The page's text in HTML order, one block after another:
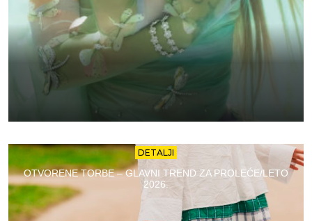
DETALJI
OTVORENE TORBE – GLAVNI TREND ZA PROLEĆE/LETO
2026.